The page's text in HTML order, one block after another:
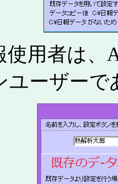
使用者は
ユーザーで